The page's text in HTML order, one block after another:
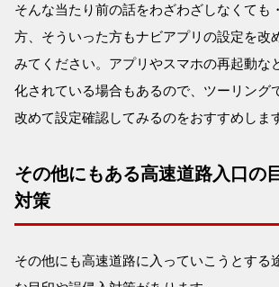
そんな当たり前の話をわざわざしなくても
方、そういった方もナビアプリの設定を改
みてください。アプリやスマホの再起動な
化されている場合もあるので、ツーリング
改めて設定確認してみるのをおすすめしま
その他にもある高速道路入口の
対策
その他にも高速道路に入っていこうとする